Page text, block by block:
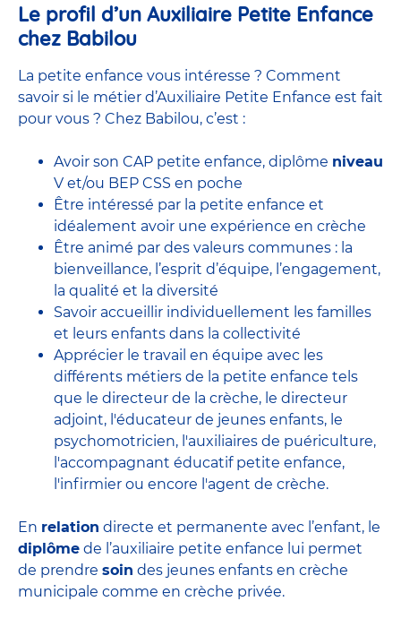
Le profil d’un Auxiliaire Petite Enfance
chez Babilou
La petite enfance vous intéresse ? Comment
savoir si le métier d’Auxiliaire Petite Enfance est fait
pour vous ? Chez Babilou, c’est :
Avoir son CAP petite enfance, diplôme niveau
V et/ou BEP CSS en poche
Être intéressé par la petite enfance et
idéalement avoir une expérience en crèche
Être animé par des valeurs communes : la
bienveillance, l’esprit d’équipe, l’engagement,
la qualité et la diversité
Savoir accueillir individuellement les familles
et leurs enfants dans la collectivité
Apprécier le travail en équipe avec les
différents métiers de la petite enfance tels
que le directeur de la crèche, le directeur
adjoint, l'éducateur de jeunes enfants, le
psychomotricien, l'auxiliaires de puériculture,
l'accompagnant éducatif petite enfance,
l'infirmier ou encore l'agent de crèche.
En relation directe et permanente avec l’enfant, le
diplôme de l’auxiliaire petite enfance lui permet
de prendre soin des jeunes enfants en crèche
municipale comme en crèche privée.